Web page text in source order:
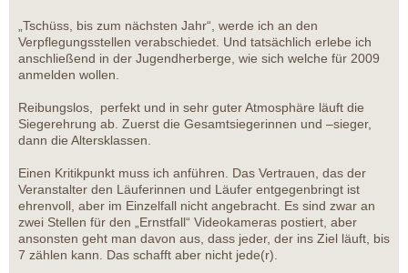
„Tschüss, bis zum nächsten Jahr“, werde ich an den
Verpflegungsstellen verabschiedet. Und tatsächlich erlebe ich
anschließend in der Jugendherberge, wie sich welche für 2009
anmelden wollen.
Reibungslos, perfekt und in sehr guter Atmosphäre läuft die
Siegerehrung ab. Zuerst die Gesamtsiegerinnen und –sieger,
dann die Altersklassen.
Einen Kritikpunkt muss ich anführen. Das Vertrauen, das der
Veranstalter den Läuferinnen und Läufer entgegenbringt ist
ehrenvoll, aber im Einzelfall nicht angebracht. Es sind zwar an
zwei Stellen für den „Ernstfall“ Videokameras postiert, aber
ansonsten geht man davon aus, dass jeder, der ins Ziel läuft, bis
7 zählen kann. Das schafft aber nicht jede(r).